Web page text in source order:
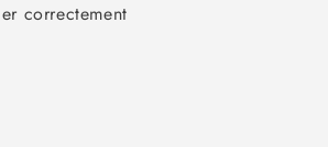
correctement